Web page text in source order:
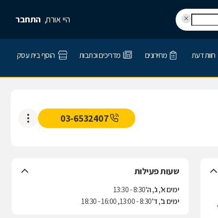
היי אורח, התחבר
חוות דעת מחירונים מדריכים וכתבות הוסף בית עסק
03-6532407
שעות פעילות
ימים א', ג', ה'8:30 - 13:30
ימים ב', ד'8:30 - 13:00, 16:00 - 18:30